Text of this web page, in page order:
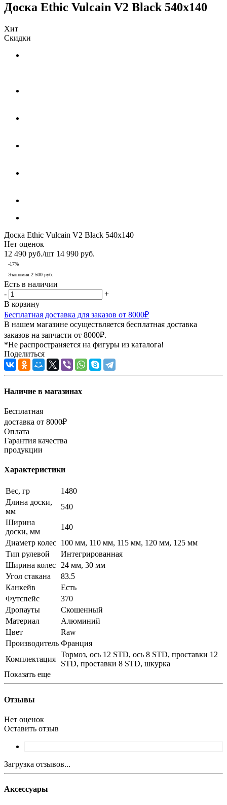
Доска Ethic Vulcain V2 Black 540x140
Хит
Скидки
Доска Ethic Vulcain V2 Black 540x140
Нет оценок
12 490 руб./шт 14 990 руб.
-17%
Экономия 2 500 руб.
Есть в наличии
-
+
В корзину
Бесплатная доставка для заказов от 8000₽
В нашем магазине осуществляется бесплатная доставка
заказов на запчасти от 8000₽.
*Не распространяется на фигуры из каталога!
Поделиться
Наличие в магазинах
Бесплатная
доставка от 8000₽
Оплата
Гарантия качества
продукции
Характеристики
Вес, гр
1480
Длина доски,
мм
540
Ширина
доски, мм
140
Диаметр колес 100 мм, 110 мм, 115 мм, 120 мм, 125 мм
Тип рулевой
Интегрированная
Ширина колес
24 мм, 30 мм
Угол стакана
83.5
Канкейв
Есть
Футспейс
370
Дропауты
Скошенный
Материал
Алюминий
Цвет
Raw
Производитель Франция
Комплектация
Тормоз, ось 12 STD, ось 8 STD, проставки 12
STD, проставки 8 STD, шкурка
Показать еще
Отзывы
Нет оценок
Оставить отзыв
Загрузка отзывов...
Аксессуары